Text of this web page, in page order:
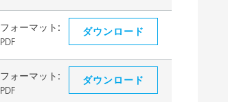
フォーマット:
PDF
ダウンロード
フォーマット:
PDF
ダウンロード